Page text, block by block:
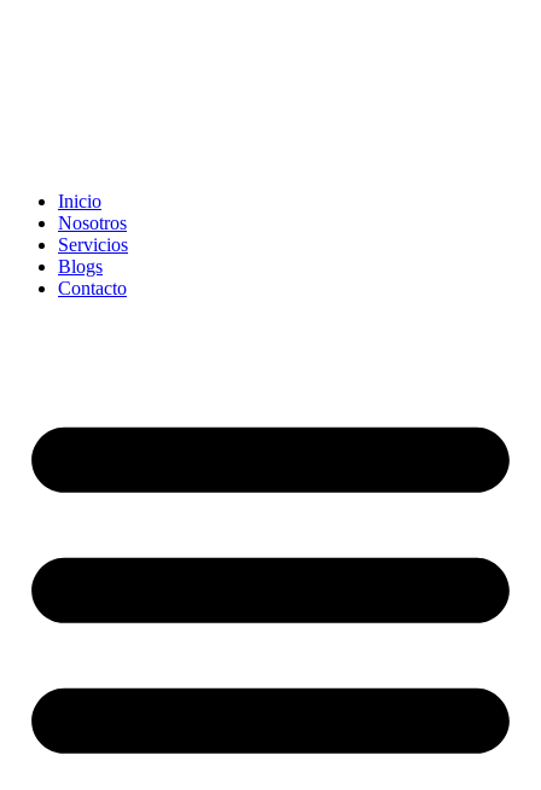
Inicio
Nosotros
Servicios
Blogs
Contacto